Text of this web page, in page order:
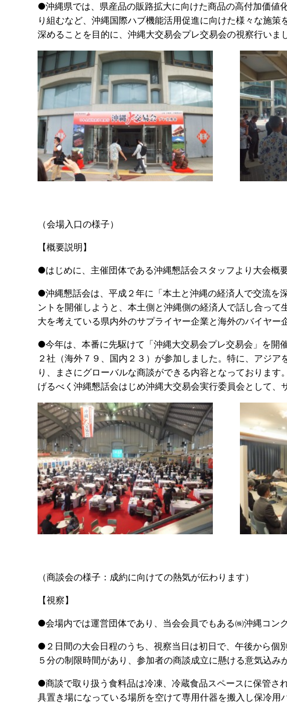
●沖縄県では、県産品の販路拡大に向けた商品の高付加価値
り組むなど、沖縄国際ハブ機能活用促進に向けた様々な施
深めることを目的に、沖縄大交易会プレ交易会の視察行いま
（会場入口の様子） （入口
【概要説明】
●はじめに、主催団体である沖縄懇話会スタッフより大会概
●沖縄懇話会は、平成２年に「本土と沖縄の経済人で交流を
ントを開催しようと、本土側と沖縄側の経済人で話し合っ
大を考えている県内外のサプライヤー企業と海外のバイヤー
●今年は、本番に先駆けて「沖縄大交易会プレ交易会」を開
２社（海外７９、国内２３）が参加しました。特に、アジ
り、まさにグローバルな商談ができる内容となっておりま
げるべく沖縄懇話会はじめ沖縄大交易会実行委員会として、
（商談会の様子：成約に向けての熱気が伝わりま
【視察】
●会場内では運営団体であり、当会会員でもある㈱沖縄コン
●２日間の大会日程のうち、視察当日は初日で、午後から個
５分の制限時間があり、参加者の商談成立に懸ける意気込み
●商談で取り扱う食料品は冷凍、冷蔵食品スペースに保管さ
具置き場になっている場所を空けて専用什器を搬入し保冷用